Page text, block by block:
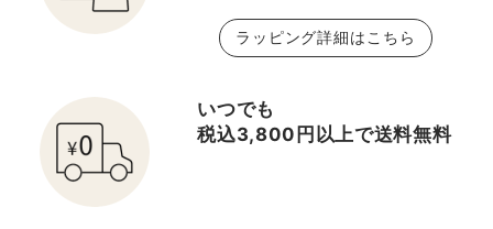
ラッピング詳細はこちら
いつでも
税込3,800円以上で送料無料